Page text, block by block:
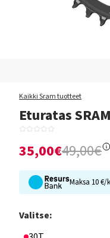
Kaikki Sram tuotteet
Eturatas
35,00€49,00€
Maksa 10
Valitse: